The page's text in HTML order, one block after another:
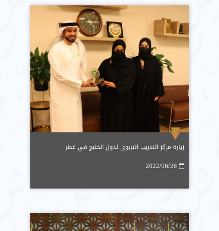
زيارة مركز التدريب التربوي لدول الخليج في قطر
2022/06/26